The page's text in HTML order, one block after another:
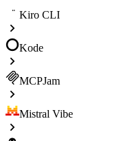
Kiro CLI
Kode
MCPJam
Mistral Vibe